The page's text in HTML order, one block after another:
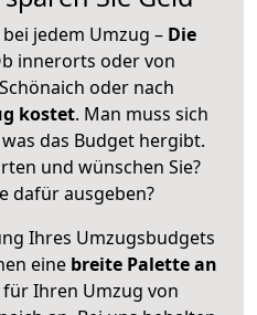
jedem Umzug – Die
innerorts oder von
oder nach
kostet. Man muss sich
das Budget hergibt.
und wünschen Sie?
dafür ausgeben?
Ihres Umzugsbudgets
eine breite Palette an
für Ihren Umzug von